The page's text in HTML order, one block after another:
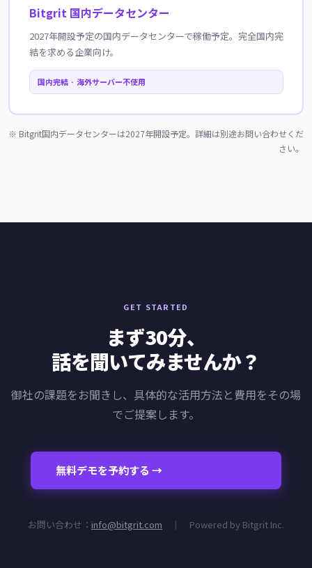
Bitgrit 国内データセンター
2027年開設予定の国内データセンターで稼働予定。完全国内完
結を求める企業向け。
国内完結 · 海外サーバー不使用
※ Bitgrit国内データセンターは2027年開設予定。詳細は別途お問い合わせくだ
さい。
GET STARTED
まず30分、
話を聞いてみませんか？
御社の課題をお聞きし、具体的な活用方法と費用をその場
でご提案します。
無料デモを予約する →
お問い合わせ： info@bitgrit.com ｜ Powered by Bitgrit Inc.